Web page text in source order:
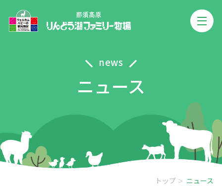
news
ニュース
トップ ニュース